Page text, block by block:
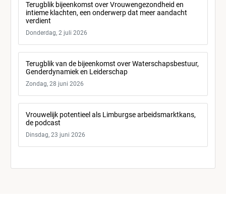
Terugblik bijeenkomst over Vrouwengezondheid en
intieme klachten, een onderwerp dat meer aandacht
verdient
Donderdag, 2 juli 2026
Terugblik van de bijeenkomst over Waterschapsbestuur,
Genderdynamiek en Leiderschap
Zondag, 28 juni 2026
Vrouwelijk potentieel als Limburgse arbeidsmarktkans,
de podcast
Dinsdag, 23 juni 2026